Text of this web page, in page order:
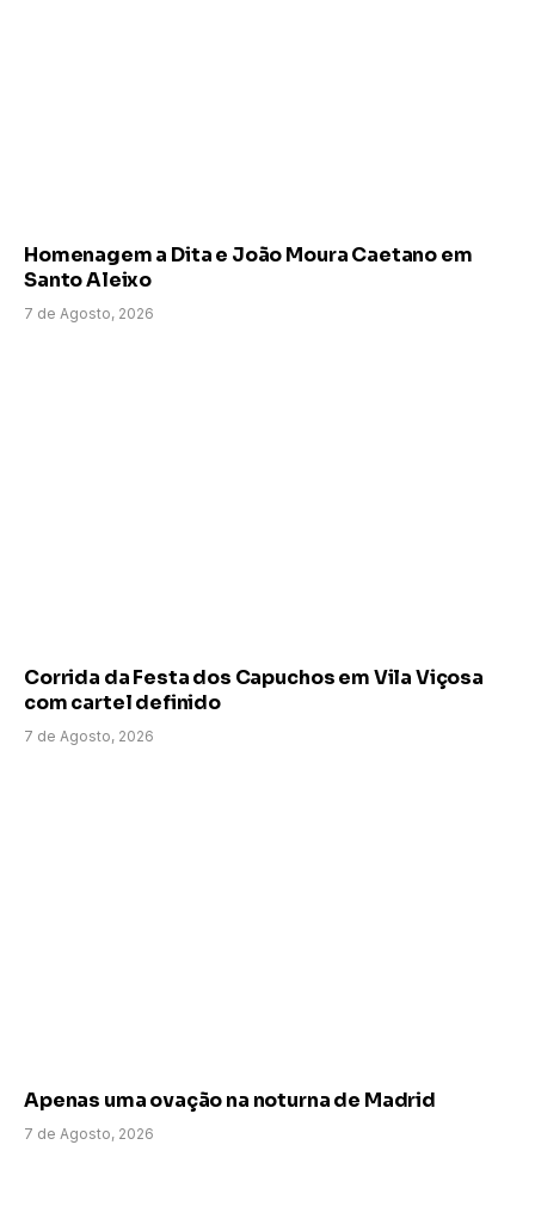
Homenagem a Dita e João Moura Caetano em
Santo Aleixo
7 de Agosto, 2026
Corrida da Festa dos Capuchos em Vila Viçosa
com cartel definido
7 de Agosto, 2026
Apenas uma ovação na noturna de Madrid
7 de Agosto, 2026